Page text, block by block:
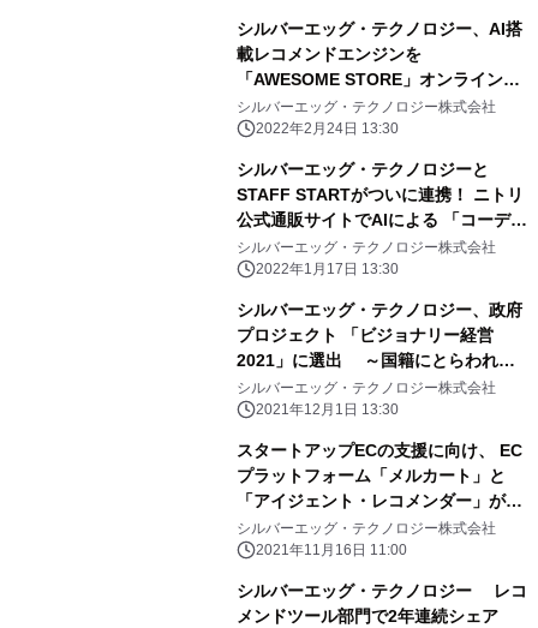
シルバーエッグ・テクノロジー、AI搭
載レコメンドエンジンを
「AWESOME STORE」オンラインス
トアに導入
シルバーエッグ・テクノロジー株式会社
2022年2月24日 13:30
シルバーエッグ・テクノロジーと
STAFF STARTがついに連携！ ニトリ
公式通販サイトでAIによる 「コーディ
ネートコンテンツ」のレコメンドを開
始
シルバーエッグ・テクノロジー株式会社
2022年1月17日 13:30
シルバーエッグ・テクノロジー、政府
プロジェクト 「ビジョナリー経営
2021」に選出 ～国籍にとらわれな
い新しい経営手法に取り組む企業とし
て、 高度外国人IT人材雇用を促進～
シルバーエッグ・テクノロジー株式会社
2021年12月1日 13:30
スタートアップECの支援に向け、 EC
プラットフォーム「メルカート」と
「アイジェント・レコメンダー」が機
能連携
シルバーエッグ・テクノロジー株式会社
2021年11月16日 11:00
シルバーエッグ・テクノロジー レコ
メンドツール部門で2年連続シェア